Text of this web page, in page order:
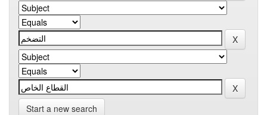
Start a new search